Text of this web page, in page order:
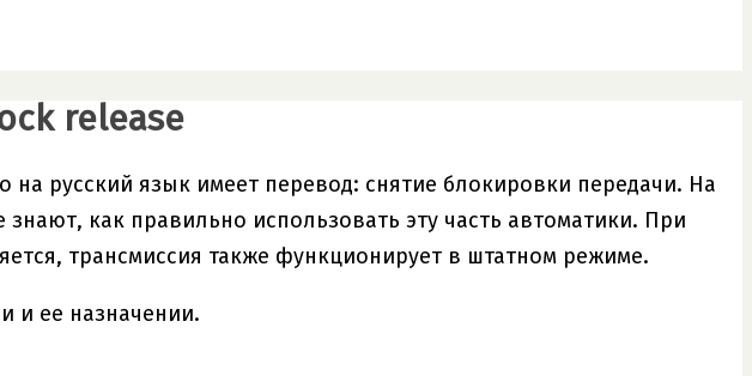
release
на русский язык имеет перевод: снятие блокировки передачи. На
как правильно использовать эту часть автоматики. При
трансмиссия также функционирует в штатном режиме.
и ее назначении.